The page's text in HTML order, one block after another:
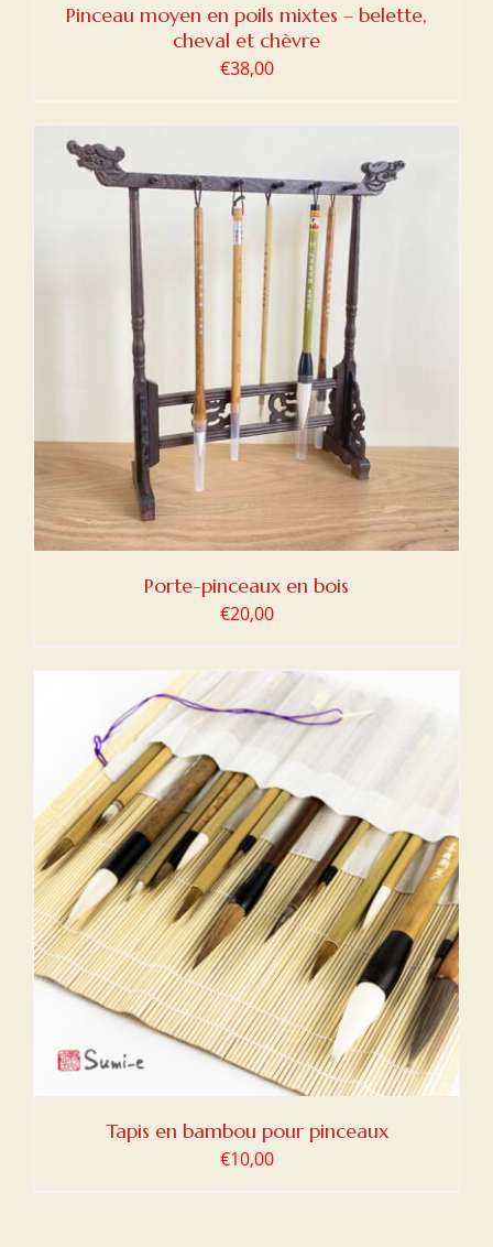
Pinceau moyen en poils mixtes – belette,
cheval et chèvre
€38,00
Porte-pinceaux en bois
€20,00
Tapis en bambou pour pinceaux
€10,00